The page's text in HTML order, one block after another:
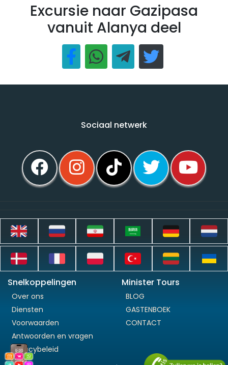
Excursie naar Gazipasa
vanuit Alanya deel
Sociaal netwerk
Snelkoppelingen
Over ons
Diensten
Voorwaarden
Antwoorden en vragen
Privacybeleid
Minister Tours
BLOG
GASTENBOEK
CONTACT